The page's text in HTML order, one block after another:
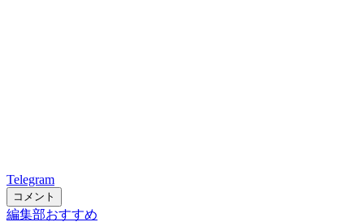
Telegram
コメント
編集部おすすめ